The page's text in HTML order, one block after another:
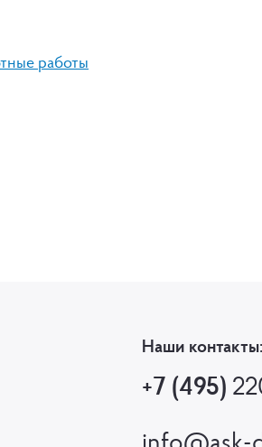
работы
Наши контакты:
+7 (495)